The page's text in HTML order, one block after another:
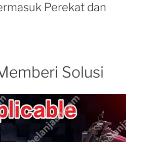
Perekat dan
Solusi